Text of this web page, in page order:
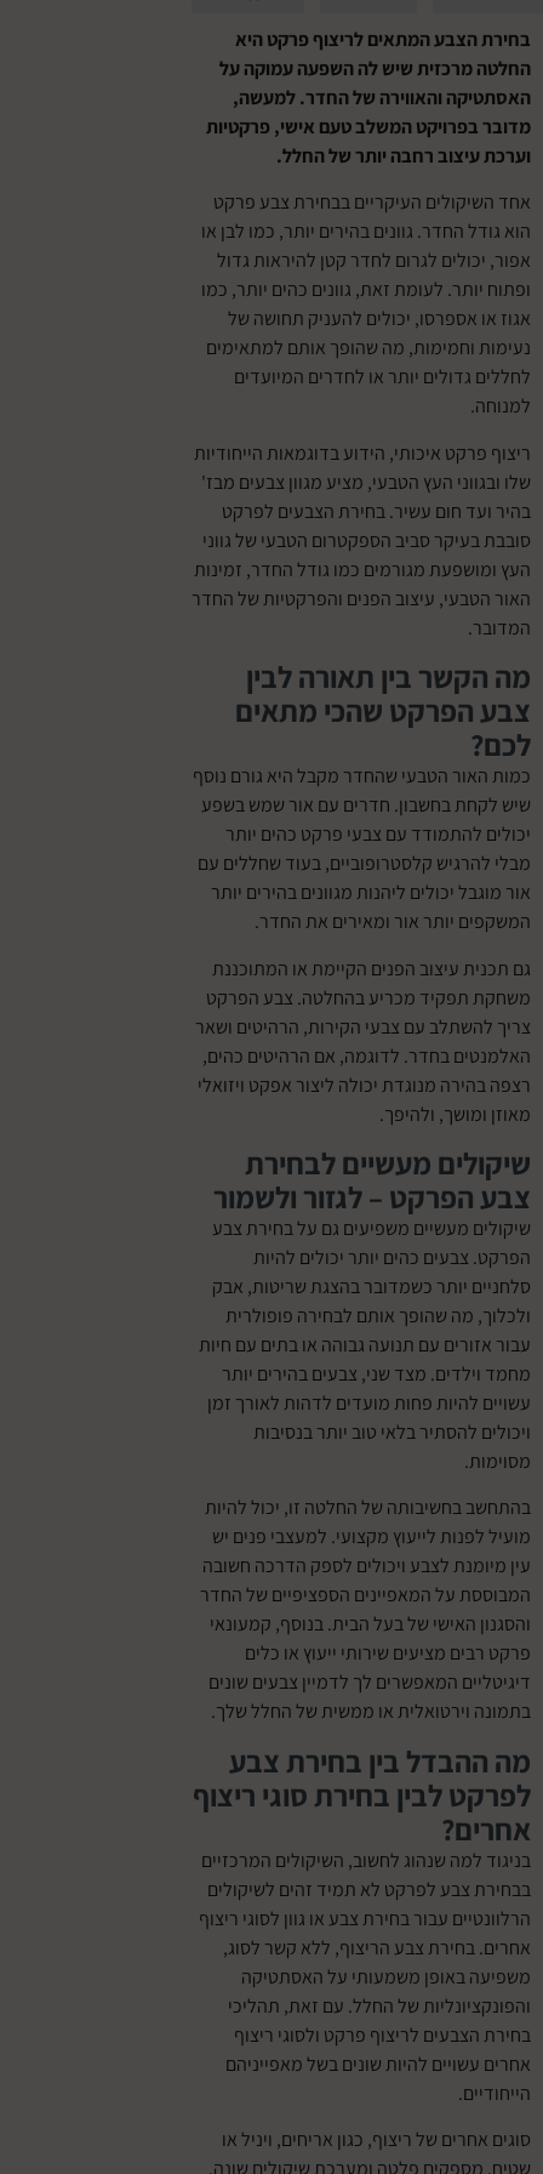
המתאים לריצוף פרקט היא
שיש לה השפעה עמוקה על
והאווירה של החדר. למעשה,
המשלב טעם אישי, פרקטיות
רחבה יותר של החלל.
העיקריים בבחירת צבע פרקט
החדר. גוונים בהירים יותר, כמו לבן או
לגרום לחדר קטן להיראות גדול
לעומת זאת, גוונים כהים יותר, כמו
אספרסו, יכולים להעניק תחושה של
וחמימות, מה שהופך אותם למתאימים
יותר או לחדרים המיועדים
איכותי, הידוע בדוגמאות הייחודיות
העץ הטבעי, מציע מגוון צבעים מבז'
חום עשיר. בחירת הצבעים לפרקט
סביב הספקטרום הטבעי של גווני
מגורמים כמו גודל החדר, זמינות
עיצוב הפנים והפרקטיות של החדר
בין תאורה לבין
שהכי מתאים
הטבעי שהחדר מקבל היא גורם נוסף
בחשבון. חדרים עם אור שמש בשפע
להתמודד עם צבעי פרקט כהים יותר
קלסטרופוביים, בעוד שחללים עם
יכולים ליהנות מגוונים בהירים יותר
יותר אור ומאירים את החדר.
עיצוב הפנים הקיימת או המתוכננת
מכריע בהחלטה. צבע הפרקט
עם צבעי הקירות, הרהיטים ושאר
בחדר. לדוגמה, אם הרהיטים כהים,
מנוגדת יכולה ליצור אפקט ויזואלי
ולהיפך.
מעשיים לבחירת
– לגזור ולשמור
מעשיים משפיעים גם על בחירת צבע
כהים יותר יכולים להיות
יותר כשמדובר בהצגת שריטות, אבק
מה שהופך אותם לבחירה פופולרית
עם תנועה גבוהה או בתים עם חיות
מצד שני, צבעים בהירים יותר
להיות פחות מועדים לדהות לאורך זמן
להסתיר בלאי טוב יותר בנסיבות
בחשיבותה של החלטה זו, יכול להיות
לייעוץ מקצועי. למעצבי פנים יש
לצבע ויכולים לספק הדרכה חשובה
על המאפיינים הספציפיים של החדר
האישי של בעל הבית. בנוסף, קמעונאי
מציעים שירותי ייעוץ או כלים
המאפשרים לך לדמיין צבעים שונים
וירטואלית או ממשית של החלל שלך.
בין בחירת צבע
לבין בחירת סוגי ריצוף
למה שנהוג לחשוב, השיקולים המרכזיים
צבע לפרקט לא תמיד זהים לשיקולים
עבור בחירת צבע או גוון לסוגי ריצוף
צבע הריצוף, ללא קשר לסוג,
באופן משמעותי על האסתטיקה
של החלל. עם זאת, תהליכי
לריצוף פרקט ולסוגי ריצוף
להיות שונים בשל מאפייניהם
של ריצוף, כגון אריחים, ויניל או
פלטה ומערכת שיקולים שונה.